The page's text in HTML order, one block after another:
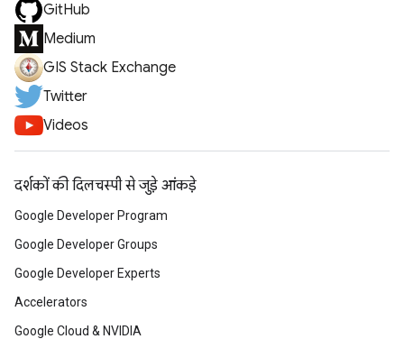
GitHub
Medium
GIS Stack Exchange
Twitter
Videos
दर्शकों की दिलचस्पी से जुड़े आंकड़े
Google Developer Program
Google Developer Groups
Google Developer Experts
Accelerators
Google Cloud & NVIDIA